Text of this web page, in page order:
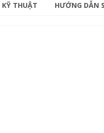
KỸ THUẬT HƯỚNG DẪN